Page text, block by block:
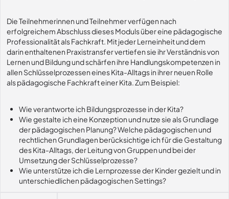
Die Teilnehmerinnen und Teilnehmer verfügen nach
erfolgreichem Abschluss dieses Moduls über eine pädagogische
Professionalität als Fachkraft. Mit jeder Lerneinheit und dem
darin enthaltenen Praxistransfer vertiefen sie ihr Verständnis von
Lernen und Bildung und schärfen ihre Handlungskompetenzen in
allen Schlüsselprozessen eines Kita-Alltags in ihrer neuen Rolle
als pädagogische Fachkraft einer Kita. Zum Beispiel:
Wie verantworte ich Bildungsprozesse in der Kita?
Wie gestalte ich eine Konzeption und nutze sie als Grundlage
der pädagogischen Planung? Welche pädagogischen und
rechtlichen Grundlagen berücksichtige ich für die Gestaltung
des Kita-Alltags, der Leitung von Gruppen und bei der
Umsetzung der Schlüsselprozesse?
Wie unterstütze ich die Lernprozesse der Kinder gezielt und in
unterschiedlichen pädagogischen Settings?